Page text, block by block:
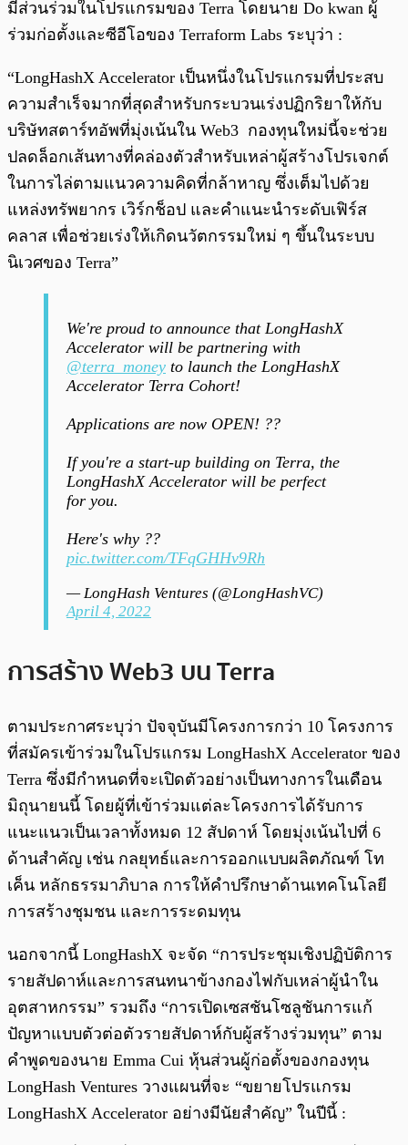
มีส่วนร่วมในโปรแกรมของ Terra โดยนาย Do kwan ผู้
ร่วมก่อตั้งและซีอีโอของ Terraform Labs ระบุว่า :
“LongHashX Accelerator เป็นหนึ่งในโปรแกรมที่ประสบ
ความสำเร็จมากที่สุดสำหรับกระบวนเร่งปฏิกริยาให้กับ
บริษัทสตาร์ทอัพที่มุ่งเน้นใน Web3 กองทุนใหม่นี้จะช่วย
ปลดล็อกเส้นทางที่คล่องตัวสำหรับเหล่าผู้สร้างโปรเจกต์
ในการไล่ตามแนวความคิดที่กล้าหาญ ซึ่งเต็มไปด้วย
แหล่งทรัพยากร เวิร์กช็อป และคำแนะนำระดับเฟิร์ส
คลาส เพื่อช่วยเร่งให้เกิดนวัตกรรมใหม่ ๆ ขึ้นในระบบ
นิเวศของ Terra”
We're proud to announce that LongHashX
Accelerator will be partnering with
@terra_money to launch the LongHashX
Accelerator Terra Cohort!
Applications are now OPEN! ??
If you're a start-up building on Terra, the
LongHashX Accelerator will be perfect
for you.
Here's why ??
pic.twitter.com/TFqGHHv9Rh
— LongHash Ventures (@LongHashVC)
April 4, 2022
การสร้าง Web3 บน Terra
ตามประกาศระบุว่า ปัจจุบันมีโครงการกว่า 10 โครงการ
ที่สมัครเข้าร่วมในโปรแกรม LongHashX Accelerator ของ
Terra ซึ่งมีกำหนดที่จะเปิดตัวอย่างเป็นทางการในเดือน
มิถุนายนนี้ โดยผู้ที่เข้าร่วมแต่ละโครงการได้รับการ
แนะแนวเป็นเวลาทั้งหมด 12 สัปดาห์ โดยมุ่งเน้นไปที่ 6
ด้านสำคัญ เช่น กลยุทธ์และการออกแบบผลิตภัณฑ์ โท
เค็น หลักธรรมาภิบาล การให้คำปรึกษาด้านเทคโนโลยี
การสร้างชุมชน และการระดมทุน
นอกจากนี้ LongHashX จะจัด “การประชุมเชิงปฏิบัติการ
รายสัปดาห์และการสนทนาข้างกองไฟกับเหล่าผู้นำใน
อุตสาหกรรม” รวมถึง “การเปิดเซสชันโซลูชันการแก้
ปัญหาแบบตัวต่อตัวรายสัปดาห์กับผู้สร้างร่วมทุน” ตาม
คำพูดของนาย Emma Cui หุ้นส่วนผู้ก่อตั้งของกองทุน
LongHash Ventures วางแผนที่จะ “ขยายโปรแกรม
LongHashX Accelerator อย่างมีนัยสำคัญ” ในปีนี้ :